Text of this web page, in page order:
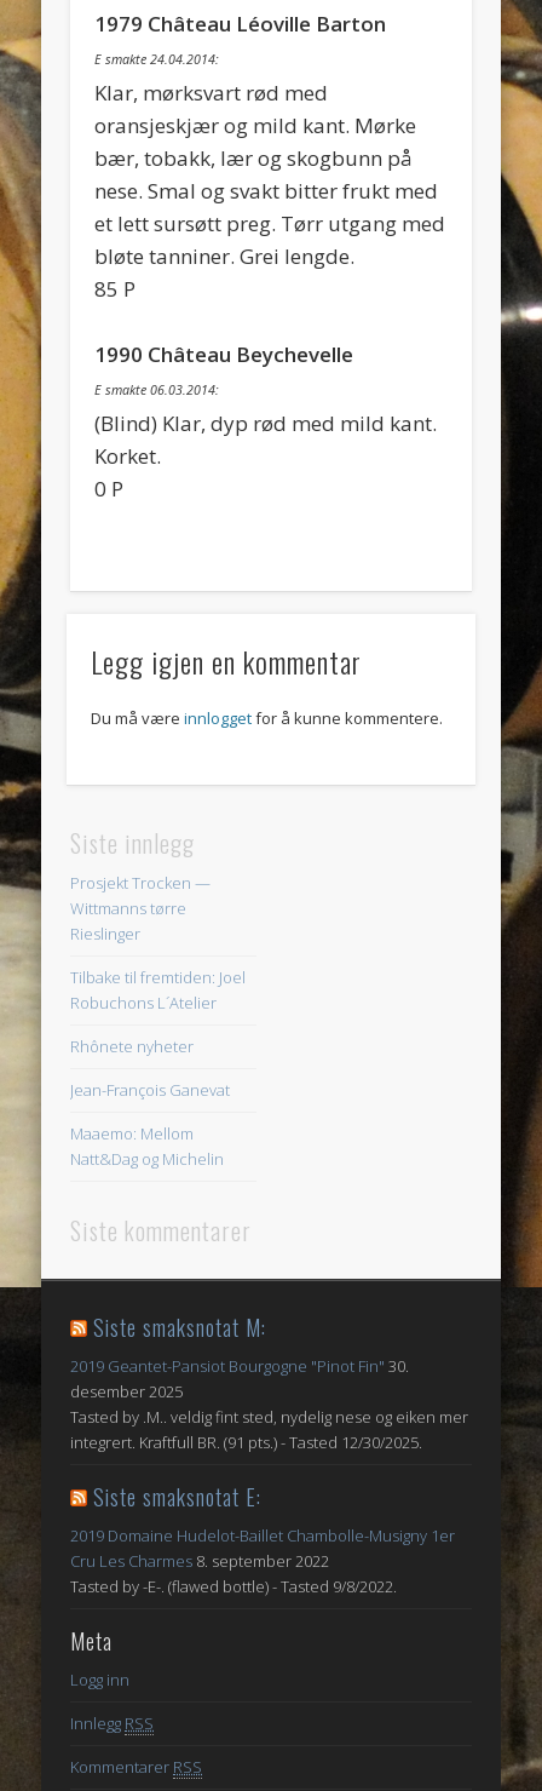
1979 Château Léoville Barton
E smakte 24.04.2014:
Klar, mørksvart rød med
oransjeskjær og mild kant. Mørke
bær, tobakk, lær og skogbunn på
nese. Smal og svakt bitter frukt med
et lett sursøtt preg. Tørr utgang med
bløte tanniner. Grei lengde.
85 P
1990 Château Beychevelle
E smakte 06.03.2014:
(Blind) Klar, dyp rød med mild kant.
Korket.
0 P
Legg igjen en kommentar
Du må væreinnloggetfor å kunne kommentere.
Siste innlegg
Prosjekt Trocken —
Wittmanns tørre
Rieslinger
Tilbake til fremtiden: Joel
Robuchons L´Atelier
Rhônete nyheter
Jean-François Ganevat
Maaemo: Mellom
Natt&Dag og Michelin
Siste kommentarer
Siste smaksnotat M:
2019 Geantet-Pansiot Bourgogne "Pinot Fin" 30.
desember 2025
Tasted by .M.. veldig fint sted, nydelig nese og eiken mer
integrert. Kraftfull BR. (91 pts.) - Tasted 12/30/2025.
Siste smaksnotat E:
2019 Domaine Hudelot-Baillet Chambolle-Musigny 1er
Cru Les Charmes 8. september 2022
Tasted by -E-. (flawed bottle) - Tasted 9/8/2022.
Meta
Logg inn
Innlegg RSS
Kommentarer RSS